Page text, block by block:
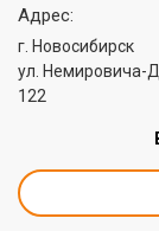
Адрес:
г. Новосибирск
ул. Немировича-
122